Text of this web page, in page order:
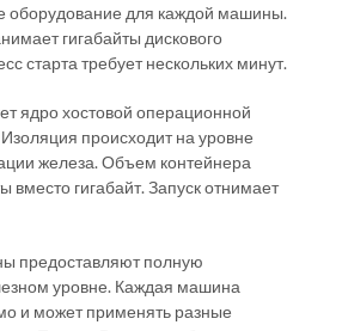
оборудование для каждой машины.
гигабайты дискового
старта требует нескольких минут.
ядро хостовой операционной
происходит на уровне
железа. Объем контейнера
вместо гигабайт. Запуск отнимает
предоставляют полную
уровне. Каждая машина
и может применять разные